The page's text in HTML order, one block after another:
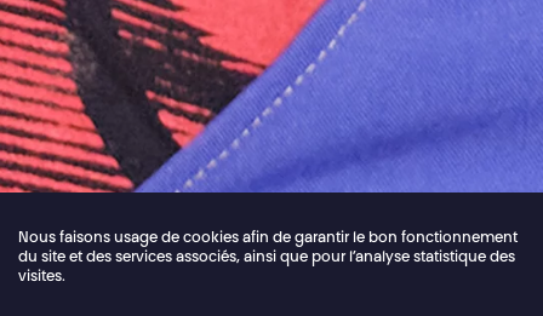
Nous faisons usage de cookies afin de garantir le bon fonctionnement
du site et des services associés, ainsi que pour l’analyse statistique des
visites.